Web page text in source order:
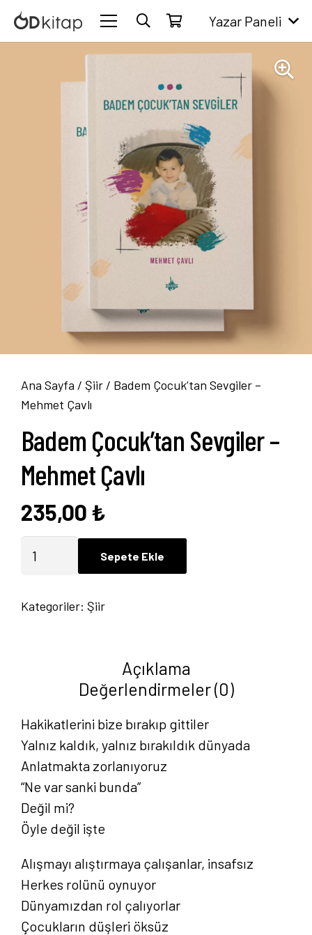
Yazar Paneli
Ana Sayfa / Şiir / Badem Çocuk’tan Sevgiler –
Mehmet Çavlı
Badem Çocuk’tan Sevgiler –
Mehmet Çavlı
235,00 ₺
Çocuk'tan
-
Sepete Ekle
Kategoriler: Şiir
Açıklama
Değerlendirmeler (0)
Hakikatlerini bize bırakıp gittiler
Yalnız kaldık, yalnız bırakıldık dünyada
Anlatmakta zorlanıyoruz
“Ne var sanki bunda”
Değil mi?
Öyle değil işte
Alışmayı alıştırmaya çalışanlar, insafsız
Herkes rolünü oynuyor
Dünyamızdan rol çalıyorlar
Çocukların düşleri öksüz